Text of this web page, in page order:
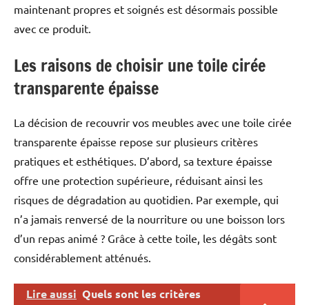
maintenant propres et soignés est désormais possible
avec ce produit.
Les raisons de choisir une toile cirée
transparente épaisse
La décision de recouvrir vos meubles avec une toile cirée
transparente épaisse repose sur plusieurs critères
pratiques et esthétiques. D’abord, sa texture épaisse
offre une protection supérieure, réduisant ainsi les
risques de dégradation au quotidien. Par exemple, qui
n’a jamais renversé de la nourriture ou une boisson lors
d’un repas animé ? Grâce à cette toile, les dégâts sont
considérablement atténués.
Lire aussi Quels sont les critères